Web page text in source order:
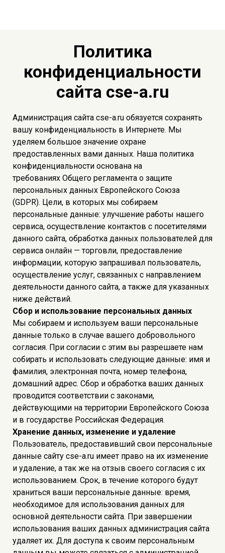
Политика
конфиденциальности
сайта cse-a.ru
Администрация сайта cse-a.ru обязуется сохранять
вашу конфиденциальность в Интернете. Мы
уделяем большое значение охране
предоставленных вами данных. Наша политика
конфиденциальности основана на
требованиях Общего регламента о защите
персональных данных Европейского Союза
(GDPR). Цели, в которых мы собираем
персональные данные: улучшение работы нашего
сервиса, осуществление контактов с посетителями
данного сайта, обработка данных пользователей для
сервиса онлайн — торговли, предоставление
информации, которую запрашивал пользователь,
осуществление услуг, связанных с направлением
деятельности данного сайта, а также для указанных
ниже действий.
Сбор и использование персональных данных
Мы собираем и используем ваши персональные
данные только в случае вашего добровольного
согласия. При согласии с этим вы разрешаете нам
собирать и использовать следующие данные: имя и
фамилия, электронная почта, номер телефона,
домашний адрес. Сбор и обработка ваших данных
проводится соответствии с законами,
действующими на территории Европейского Союза
и в государстве Российская Федерация.
Хранение данных, изменение и удаление
Пользователь, предоставивший свои персональные
данные сайту cse-a.ru имеет право на их изменение
и удаление, а так же на отзыв своего согласия с их
использованием. Срок, в течение которого будут
храниться ваши персональные данные: время,
необходимое для использования данных для
основной деятельности сайта. При завершении
использования ваших данных администрация сайта
удаляет их. Для доступа к своим персональным